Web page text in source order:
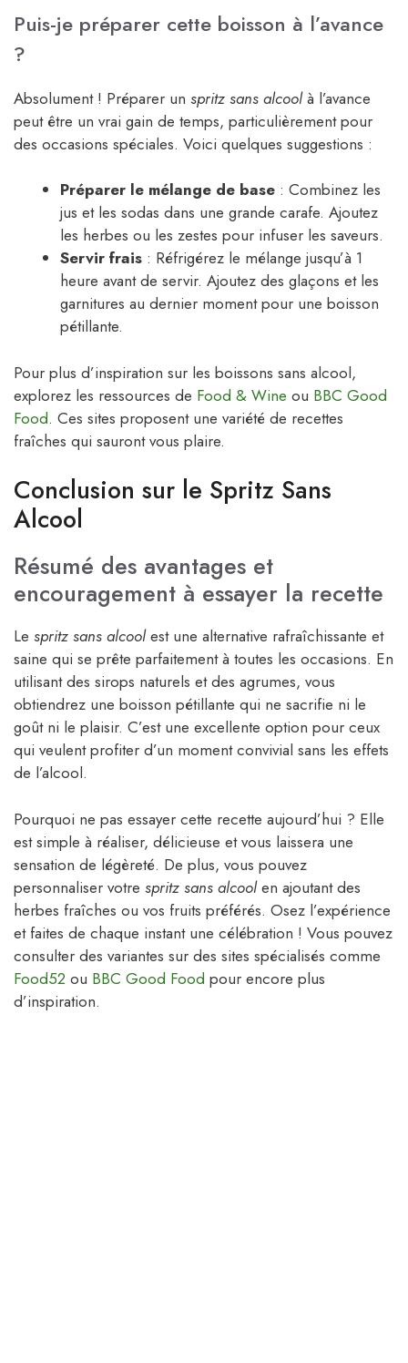
Puis-je préparer cette boisson à l’avance
?
Absolument ! Préparer un spritz sans alcoolà l’avance
peut être un vrai gain de temps, particulièrement pour
des occasions spéciales. Voici quelques suggestions :
Préparer le mélange de base : Combinez les
jus et les sodas dans une grande carafe. Ajoutez
les herbes ou les zestes pour infuser les saveurs.
Servir frais : Réfrigérez le mélange jusqu’à 1
heure avant de servir. Ajoutez des glaçons et les
garnitures au dernier moment pour une boisson
pétillante.
Pour plus d’inspiration sur les boissons sans alcool,
explorez les ressources de Food & Wine ou BBC Good
Food. Ces sites proposent une variété de recettes
fraîches qui sauront vous plaire.
Conclusion sur le Spritz Sans
Alcool
Résumé des avantages et
encouragement à essayer la recette
Le spritz sans alcoolest une alternative rafraîchissante et
saine qui se prête parfaitement à toutes les occasions. En
utilisant des sirops naturels et des agrumes, vous
obtiendrez une boisson pétillante qui ne sacrifie ni le
goût ni le plaisir. C’est une excellente option pour ceux
qui veulent profiter d’un moment convivial sans les effets
de l’alcool.
Pourquoi ne pas essayer cette recette aujourd’hui ? Elle
est simple à réaliser, délicieuse et vous laissera une
sensation de légèreté. De plus, vous pouvez
personnaliser votre spritz sans alcoolen ajoutant des
herbes fraîches ou vos fruits préférés. Osez l’expérience
et faites de chaque instant une célébration ! Vous pouvez
consulter des variantes sur des sites spécialisés comme
Food52 ou BBC Good Food pour encore plus
d’inspiration.